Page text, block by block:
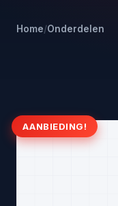
Home/Onderdelen
AANBIEDING!